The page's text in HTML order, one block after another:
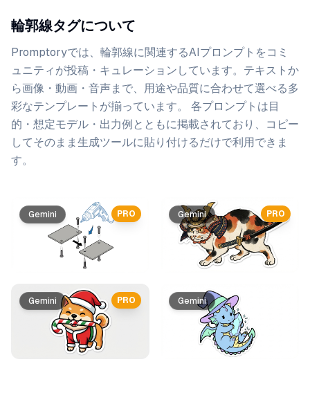
輪郭線タグについて
Promptoryでは、 輪郭線に関連するAIプロンプトをコミ
ュニティが投稿・キュレーションしています。 テキストか
ら画像・動画・音声まで、用途や品質に合わせて選べる多
彩なテンプレートが揃っています。 各プロンプトは目
的・想定モデル・出力例とともに掲載されており、コピー
してそのまま生成ツールに貼り付けるだけで利用できま
す。
プロンプト一覧
PRO
Gemini
PRO
Gemini
PRO
Gemini
Gemini